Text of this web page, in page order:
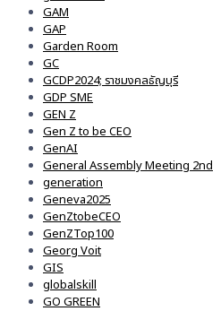
GAM
GAP
Garden Room
GC
GCDP2024; ราชมงคลธัญบุรี
GDP SME
GEN Z
Gen Z to be CEO
GenAI
General Assembly Meeting 2nd
generation
Geneva2025
GenZtobeCEO
GenZTop100
Georg Voit
GIS
globalskill
GO GREEN